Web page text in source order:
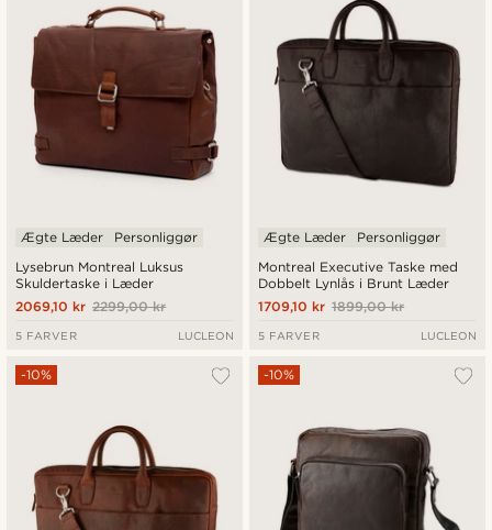
Lysebrun Montreal Luksus
Skuldertaske i Læder
Ægte Læder Personliggør
2299,00 kr
2069,10 kr
5 FARVER LUCLEON
Montreal Executive Taske med
Dobbelt Lynlås i Brunt Læder
Ægte Læder Personliggør
1899,00 kr
1709,10 kr
5 FARVER LUCLEON
-10% -10%